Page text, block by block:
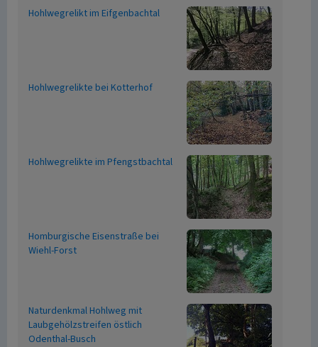
Hohlwegrelikt im Eifgenbachtal
Hohlwegrelikte bei Kotterhof
Hohlwegrelikte im Pfengstbachtal
Homburgische Eisenstraße bei
Wiehl-Forst
Naturdenkmal Hohlweg mit
Laubgehölzstreifen östlich
Odenthal-Busch